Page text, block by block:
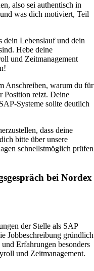
also sei authentisch in
was dich motiviert, Teil
dein Lebenslauf und dein
Hebe deine
und Zeitmanagement
Anschreiben, warum du für
Position reizt. Deine
Systeme sollte deutlich
dass deine
bitte über unsere
schnellstmöglich prüfen
bei Nordex
der Stelle als SAP
Jobbeschreibung gründlich
Erfahrungen besonders
und Zeitmanagement.